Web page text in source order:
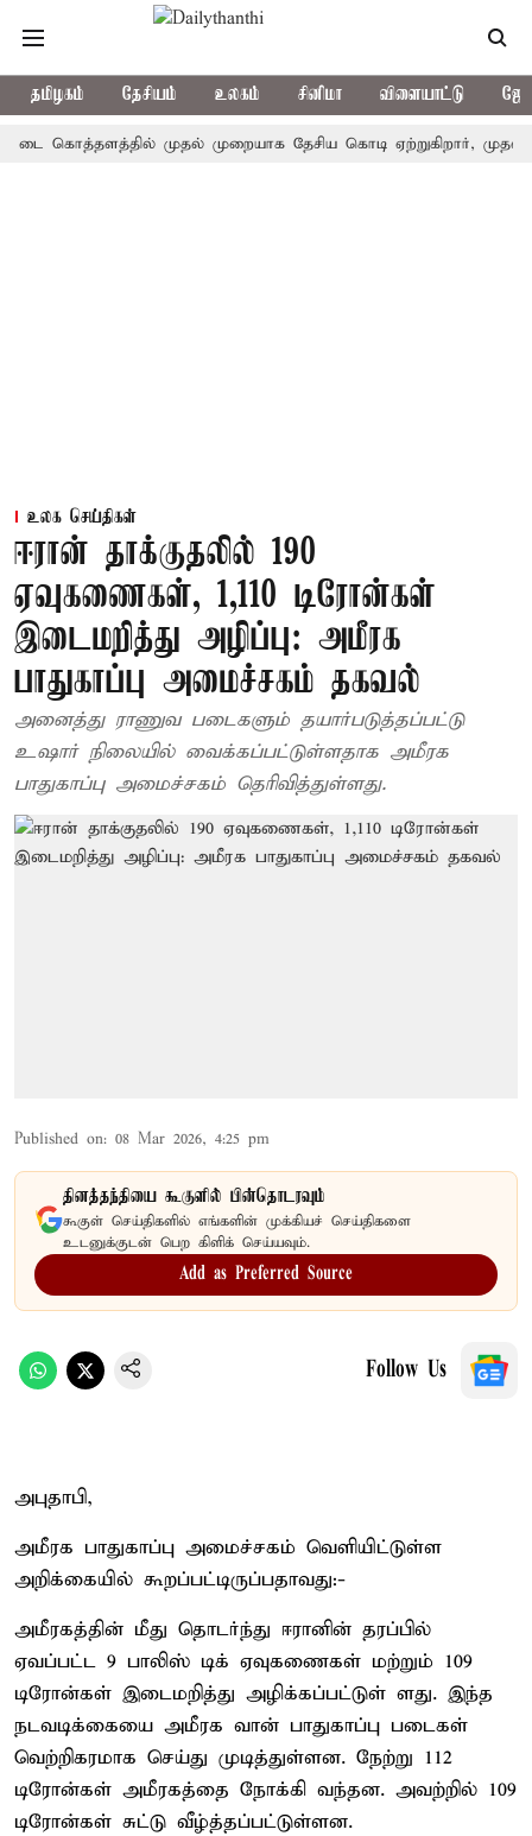
தமிழகம் தேசியம் உலகம் சினிமா விளையாட்டு
முதல் முறையாக தேசிய கொடி ஏற்றுகிறார், முதல்-
உலக செய்திகள்
ஈரான் தாக்குதலில் 190
ஏவுகணைகள், 1,110 டிரோன்கள்
இடைமறித்து அழிப்பு: அமீரக
பாதுகாப்பு அமைச்சகம் தகவல்
அனைத்து ராணுவ படைகளும் தயார்படுத்தப்பட்டு
உஷார் நிலையில் வைக்கப்பட்டுள்ளதாக அமீரக
பாதுகாப்பு அமைச்சகம் தெரிவித்துள்ளது.
Published on: 08 Mar 2026, 4:25 pm
தினத்தந்தியை கூகுளில் பின்தொடரவும்
கூகுள் செய்திகளில் எங்களின் முக்கியச் செய்திகளை
உடனுக்குடன் பெற கிளிக் செய்யவும்.
Add as Preferred Source
Follow Us
அபுதாபி,
அமீரக பாதுகாப்பு அமைச்சகம் வெளியிட்டுள்ள
அறிக்கையில் கூறப்பட்டிருப்பதாவது:-
அமீரகத்தின் மீது தொடர்ந்து ஈரானின் தரப்பில்
ஏவப்பட்ட 9 பாலிஸ் டிக் ஏவுகணைகள் மற்றும் 109
டிரோன்கள் இடைமறித்து அழிக்கப்பட்டுள் ளது. இந்த
நடவடிக்கையை அமீரக வான் பாதுகாப்பு படைகள்
வெற்றிகரமாக செய்து முடித்துள்ளன. நேற்று 112
டிரோன்கள் அமீரகத்தை நோக்கி வந்தன. அவற்றில் 109
டிரோன்கள் சுட்டு வீழ்த்தப்பட்டுள்ளன.